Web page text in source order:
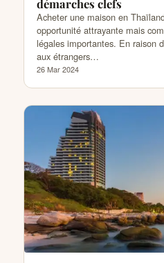
démarches clefs
Acheter une maison en
opportunité attrayante mais
légales importantes. En raison
aux étrangers…
26 Mar 2024